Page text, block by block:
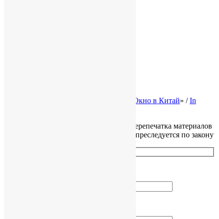
Окно в Китай» /In
Все права защищены, копирование и перепечатка материалов
сайта без разрешения правообладателя преследуется по закону